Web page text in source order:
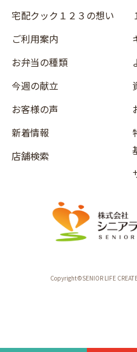
宅配クック１２３の想い
ご利用案内
お弁当の種類
今週の献立
お客様の声
新着情報
店舗検索
Copyright©SENIOR LIFE